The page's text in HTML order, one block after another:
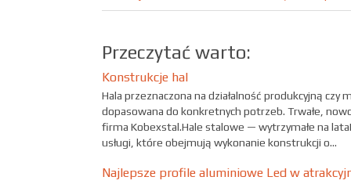
Przeczytać warto:
Konstrukcje hal
Hala przeznaczona na działalność produkcyjną czy
dopasowana do konkretnych potrzeb. Trwałe,
firma Kobexstal.Hale stalowe — wytrzymałe na
usługi, które obejmują wykonanie konstrukcji o...
Najlepsze profile aluminiowe Led w